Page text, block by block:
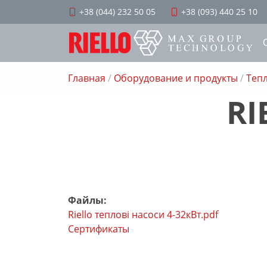
+38 (044) 232 50 05 +38 (093) 440 25 10
Главная / Оборудование и продукты /
Файлы:
Riello теплові насоси 4-32кВт.pdf
Сертификаты